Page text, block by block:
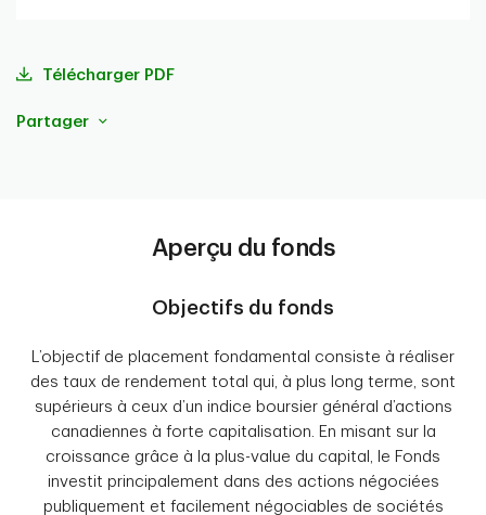
Télécharger PDF
Partager
Aperçu du fonds
Objectifs du fonds
L’objectif de placement fondamental consiste à réaliser
des taux de rendement total qui, à plus long terme, sont
supérieurs à ceux d’un indice boursier général d’actions
canadiennes à forte capitalisation. En misant sur la
croissance grâce à la plus-value du capital, le Fonds
investit principalement dans des actions négociées
publiquement et facilement négociables de sociétés